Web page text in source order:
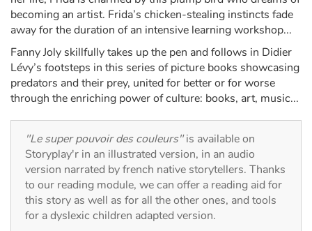
Arts, space, activities
Documentaries
With the family
Daily life and hobbies
At school
Festivals and events
Love and friendship
becoming an artist. Frida’s chicken-stealing instincts fade
away for the duration of an intensive learning workshop...
Fanny Joly skillfully takes up the pen and follows in Didier
Lévy’s footsteps in this series of picture books showcasing
predators and their prey, united for better or for worse
through the enriching power of culture: books, art, music...
"Le super pouvoir des couleurs"is available on
Storyplay'r in an illustrated version, in an audio
version narrated by french native storytellers. Thanks
to our reading module, we can offer a reading aid for
this story as well as for all the other ones, and tools
for a dyslexic children adapted version.